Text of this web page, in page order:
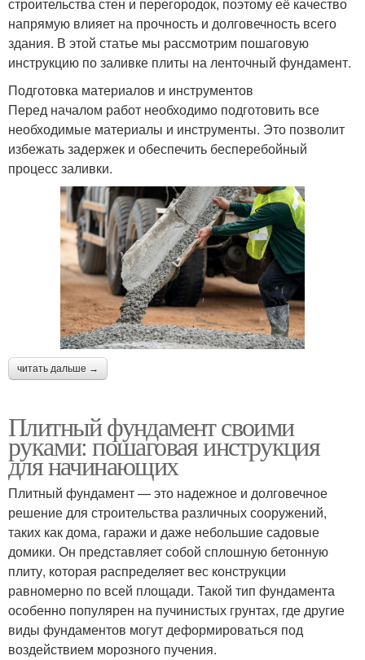
строительства стен и перегородок, поэтому её качество
напрямую влияет на прочность и долговечность всего
здания. В этой статье мы рассмотрим пошаговую
инструкцию по заливке плиты на ленточный фундамент.
Подготовка материалов и инструментов
Перед началом работ необходимо подготовить все
необходимые материалы и инструменты. Это позволит
избежать задержек и обеспечить бесперебойный
процесс заливки.
читать дальше →
Плитный фундамент своими
руками: пошаговая инструкция
для начинающих
Плитный фундамент — это надежное и долговечное
решение для строительства различных сооружений,
таких как дома, гаражи и даже небольшие садовые
домики. Он представляет собой сплошную бетонную
плиту, которая распределяет вес конструкции
равномерно по всей площади. Такой тип фундамента
особенно популярен на пучинистых грунтах, где другие
виды фундаментов могут деформироваться под
воздействием морозного пучения.